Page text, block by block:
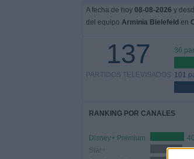
A fecha de hoy 08-08-2026 y
del equipo Arminia Bielefeld en
137
PARTIDOS TELEVISADOS
36
101
RANKING POR CANALES
Disney+ Premium
Star+